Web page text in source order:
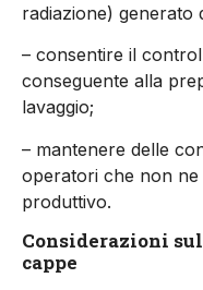
radiazione) generato
– consentire il
conseguente alla
lavaggio;
– mantenere delle
operatori che non ne
produttivo.
Considerazioni
cappe